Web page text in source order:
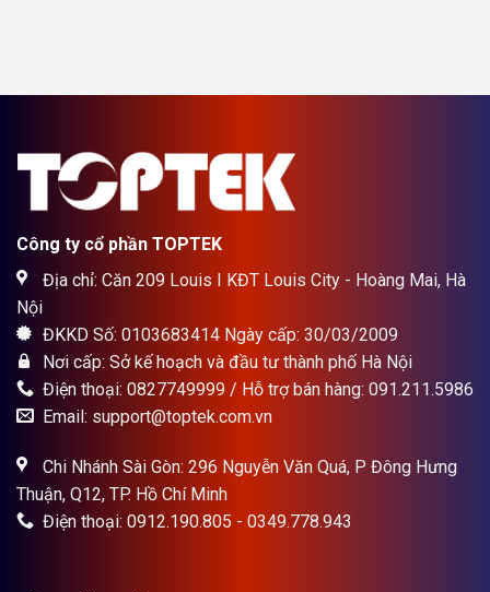
Công ty cổ phần TOPTEK
Địa chỉ: Căn 209 Louis I KĐT Louis City - Hoàng Mai, Hà
Nội
ĐKKD Số: 0103683414 Ngày cấp: 30/03/2009
Nơi cấp: Sở kế hoạch và đầu tư thành phố Hà Nội
Điện thoại: 0827749999 / Hỗ trợ bán hàng: 091.211.5986
Email: support@toptek.com.vn
Chi Nhánh Sài Gòn: 296 Nguyễn Văn Quá, P Đông Hưng
Thuận, Q12, TP. Hồ Chí Minh
Điện thoại: 0912.190.805 - 0349.778.943